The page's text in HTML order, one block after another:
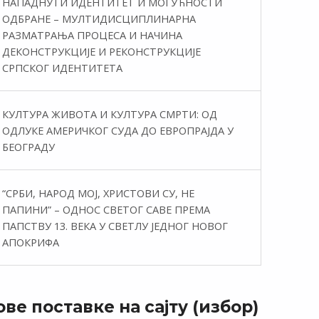
ОДБРАНЕ – МУЛТИДИСЦИПЛИНАРНА
РАЗМАТРАЊА ПРОЦЕСА И НАЧИНА
ДЕКОНСТРУКЦИЈЕ И РЕКОНСТРУКЦИЈЕ
СРПСКОГ ИДЕНТИТЕТА
КУЛТУРА ЖИВОТА И КУЛТУРА СМРТИ: ОД
ОДЛУКЕ АМЕРИЧКОГ СУДА ДО ЕВРОПРАЈДА У
БЕОГРАДУ
“СРБИ, НАРОД МОЈ, ХРИСТОВИ СУ, НЕ
ПАПИНИ” – ОДНОС СВЕТОГ САВЕ ПРЕМА
ПАПСТВУ 13. ВЕКА У СВЕТЛУ ЈЕДНОГ НОВОГ
АПОКРИФА
поставке на сајту (избор)